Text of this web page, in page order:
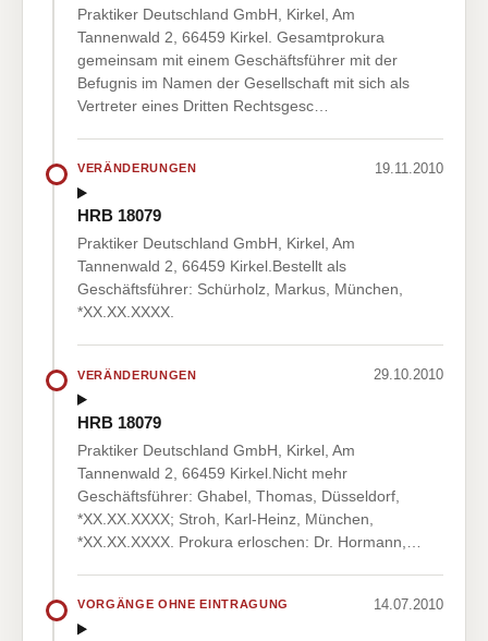
Praktiker Deutschland GmbH, Kirkel, Am
Tannenwald 2, 66459 Kirkel. Gesamtprokura
gemeinsam mit einem Geschäftsführer mit der
Befugnis im Namen der Gesellschaft mit sich als
Vertreter eines Dritten Rechtsgesc…
VERÄNDERUNGEN 19.11.2010
HRB 18079
Praktiker Deutschland GmbH, Kirkel, Am
Tannenwald 2, 66459 Kirkel.Bestellt als
Geschäftsführer: Schürholz, Markus, München,
*XX.XX.XXXX.
VERÄNDERUNGEN 29.10.2010
HRB 18079
Praktiker Deutschland GmbH, Kirkel, Am
Tannenwald 2, 66459 Kirkel.Nicht mehr
Geschäftsführer: Ghabel, Thomas, Düsseldorf,
*XX.XX.XXXX; Stroh, Karl-Heinz, München,
*XX.XX.XXXX. Prokura erloschen: Dr. Hormann,…
VORGÄNGE OHNE EINTRAGUNG 14.07.2010